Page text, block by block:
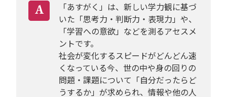
A
「あすがく」は、新しい学力観に基づ
いた「思考力・判断力・表現力」や、
「学習への意欲」などを測るアセスメ
ントです。
社会が変化するスピードがどんどん速
くなっている今、世の中や身の回りの
問題・課題について「自分だったらど
うするか」が求められ、情報や他の人